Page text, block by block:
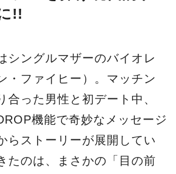
!!
シングルマザーのバイオレ
・ファイヒー）。マッチン
合った男性と初デート中、
機能で奇妙なメッセージ
らストーリーが展開してい
たのは、まさかの「目の前